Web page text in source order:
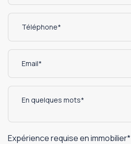
Expérience requise en immobilier*